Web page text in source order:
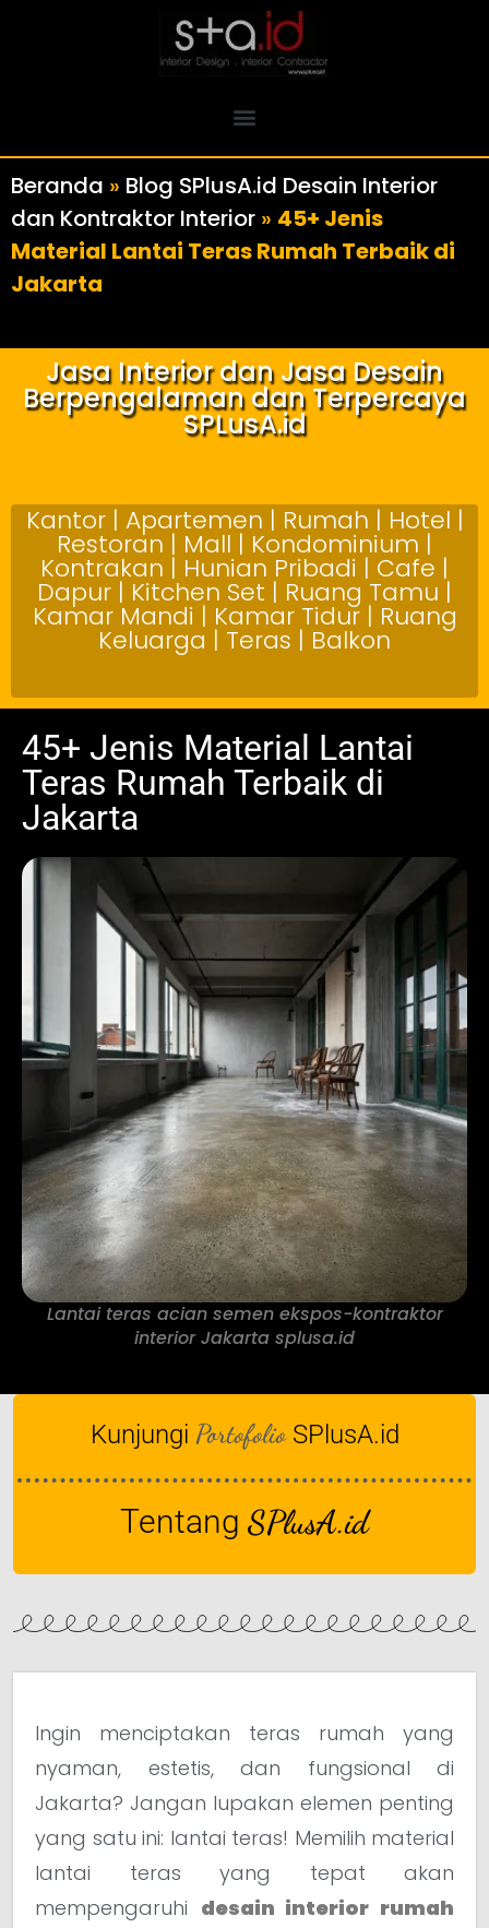
Beranda » Blog SPlusA.id Desain Interior
dan Kontraktor Interior » 45+ Jenis
Material Lantai Teras Rumah Terbaik di
Jakarta
Jasa Interior dan Jasa Desain
Berpengalaman dan Terpercaya
SPLusA.id
Kantor | Apartemen | Rumah | Hotel |
Restoran | Mall | Kondominium |
Kontrakan | Hunian Pribadi | Cafe |
Dapur | Kitchen Set | Ruang Tamu |
Kamar Mandi | Kamar Tidur | Ruang
Keluarga | Teras | Balkon
45+ Jenis Material Lantai
Teras Rumah Terbaik di
Jakarta
Lantai teras acian semen ekspos-kontraktor
interior Jakarta splusa.id
Kunjungi Portofolio SPlusA.id
Tentang SPlusA.id
Ingin menciptakan teras rumah yang
nyaman, estetis, dan fungsional di
Jakarta? Jangan lupakan elemen penting
yang satu ini: lantai teras! Memilih material
lantai teras yang tepat akan
mempengaruhi desain interior rumah